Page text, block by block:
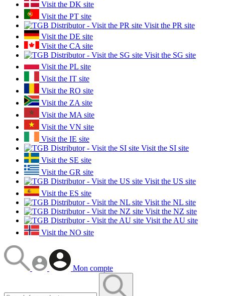
Visit the DK site
Visit the PT site
Visit the PR site
Visit the DE site
Visit the CA site
Visit the SG site
Visit the PL site
Visit the IT site
Visit the RO site
Visit the ZA site
Visit the MA site
Visit the VN site
Visit the IE site
Visit the SI site
Visit the SE site
Visit the GR site
Visit the US site
Visit the ES site
Visit the NL site
Visit the NZ site
Visit the AU site
Visit the NO site
Mon compte